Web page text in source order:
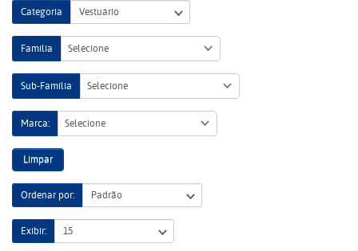
Categoria
Família Selecione
Sub-Família Selecione
Marca: Selecione
Limpar
Ordenar por:
Exibir: